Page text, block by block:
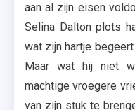
aan al zijn eisen
Selina Dalton plots
wat zijn hartje
Maar wat hij niet
machtige vroegere
van zijn stuk te